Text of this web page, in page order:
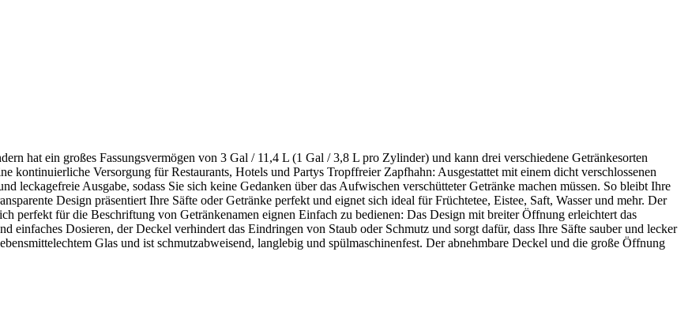
hat ein großes Fassungsvermögen von 3 Gal / 11,4 L (1 Gal / 3,8 L pro Zylinder) und kann drei verschiedene Getränkesorten
kontinuierliche Versorgung für Restaurants, Hotels und Partys Tropffreier Zapfhahn: Ausgestattet mit einem dicht verschlossenen
leckagefreie Ausgabe, sodass Sie sich keine Gedanken über das Aufwischen verschütteter Getränke machen müssen. So bleibt Ihre
Design präsentiert Ihre Säfte oder Getränke perfekt und eignet sich ideal für Früchtetee, Eistee, Saft, Wasser und mehr. Der
perfekt für die Beschriftung von Getränkenamen eignen Einfach zu bedienen: Das Design mit breiter Öffnung erleichtert das
einfaches Dosieren, der Deckel verhindert das Eindringen von Staub oder Schmutz und sorgt dafür, dass Ihre Säfte sauber und lecker
Glas und ist schmutzabweisend, langlebig und spülmaschinenfest. Der abnehmbare Deckel und die große Öffnung